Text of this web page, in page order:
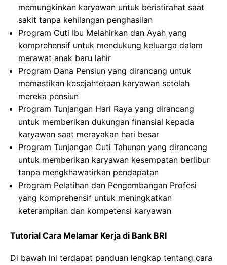
memungkinkan karyawan untuk beristirahat saat
sakit tanpa kehilangan penghasilan
Program Cuti Ibu Melahirkan dan Ayah yang
komprehensif untuk mendukung keluarga dalam
merawat anak baru lahir
Program Dana Pensiun yang dirancang untuk
memastikan kesejahteraan karyawan setelah
mereka pensiun
Program Tunjangan Hari Raya yang dirancang
untuk memberikan dukungan finansial kepada
karyawan saat merayakan hari besar
Program Tunjangan Cuti Tahunan yang dirancang
untuk memberikan karyawan kesempatan berlibur
tanpa mengkhawatirkan pendapatan
Program Pelatihan dan Pengembangan Profesi
yang komprehensif untuk meningkatkan
keterampilan dan kompetensi karyawan
Tutorial Cara Melamar Kerja di Bank BRI
Di bawah ini terdapat panduan lengkap tentang cara